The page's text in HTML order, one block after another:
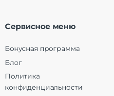
Сервисное меню
Бонусная программа
Блог
Политика
конфиденциальности